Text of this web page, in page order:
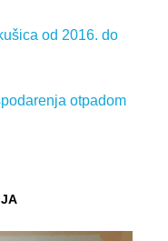
od 2016. do
otpadom